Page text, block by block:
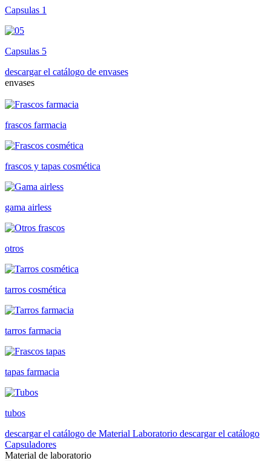
Capsulas 1
Capsulas 5
descargar el catálogo de envases
envases
frascos farmacia
frascos y tapas cosmética
gama airless
otros
tarros cosmética
tarros farmacia
tapas farmacia
tubos
descargar el catálogo de Material Laboratorio descargar el catálogo
Capsuladores
Material de laboratorio